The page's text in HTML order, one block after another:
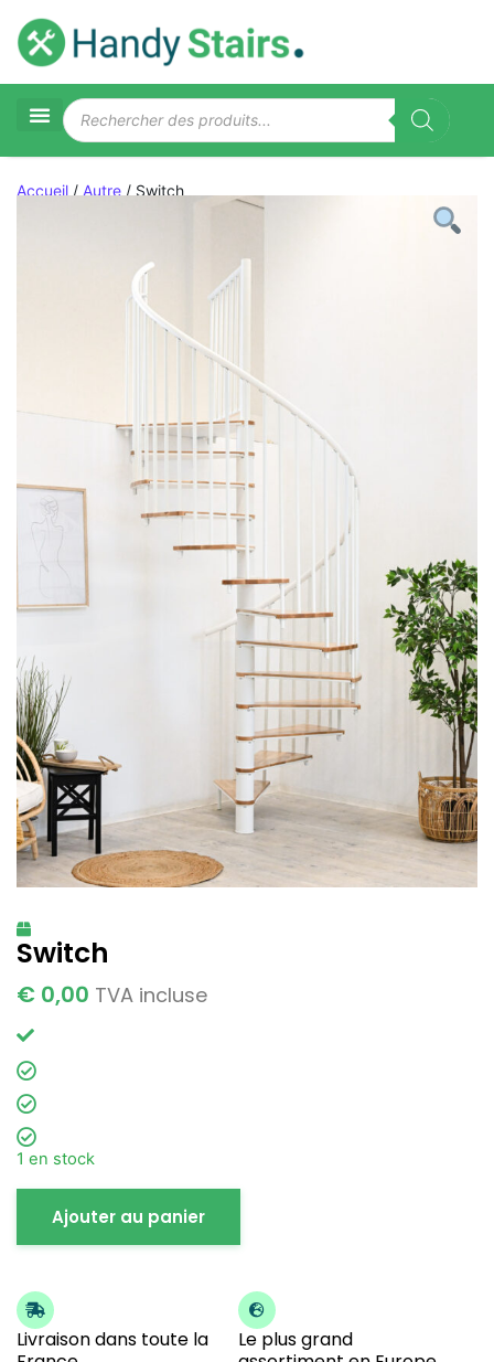
Accueil / Autre / Switch
Switch
€ 0,00 TVA incluse
1 en stock
Ajouter au panier
Livraison dans toute la
Le plus grand